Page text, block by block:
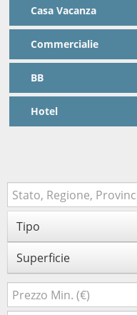
Casa Vacanza
Commercialie
BB
Hotel
Tipo
Superficie